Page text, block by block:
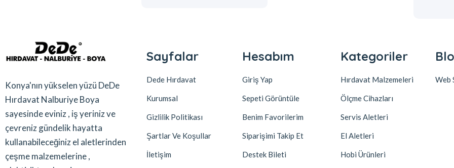
Konya'nın yükselen yüzü DeDe
Hırdavat Nalburiye Boya
sayesinde eviniz , iş yeriniz ve
çevreniz gündelik hayatta
kullanabileceğiniz el aletlerinden
çeşme malzemelerine ,
Sayfalar
Dede Hırdavat
Kurumsal
Gizlilik Politikası
Şartlar Ve Koşullar
İletişim
Hesabım
Giriş Yap
Sepeti Görüntüle
Benim Favorilerim
Siparişimi Takip Et
Destek Bileti
Kategoriler
Hırdavat Malzemeleri
Ölçme Cihazları
Servis Aletleri
El Aletleri
Hobi Ürünleri
Web